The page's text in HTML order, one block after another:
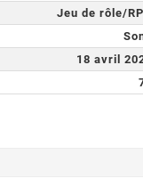
Jeu de rôle/
18 avril